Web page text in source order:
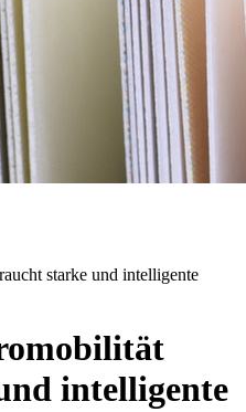
starke und intelligente
intelligente